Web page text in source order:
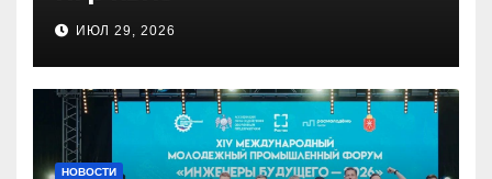
ИЮЛ 29, 2026
НОВОСТИ